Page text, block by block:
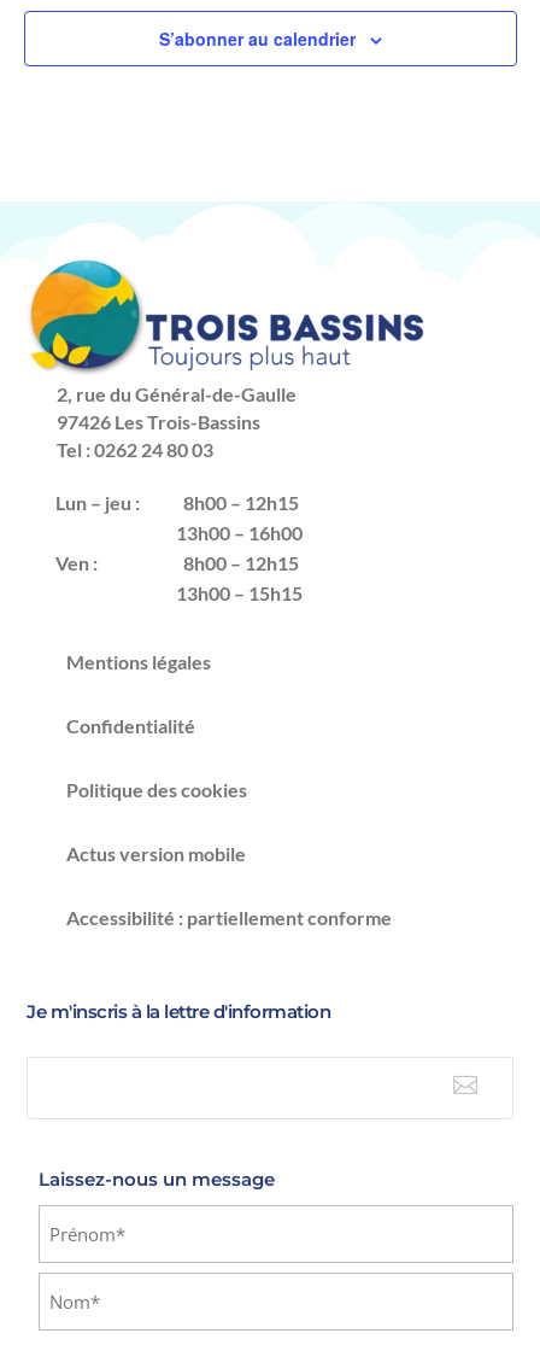
S’abonner au calendrier
2, rue du Général-de-Gaulle
97426 Les Trois-Bassins
Tel : 0262 24 80 03
Lun – jeu :
8h00 – 12h15
13h00 – 16h00
Ven :
8h00 – 12h15
13h00 – 15h15
Mentions légales
Confidentialité
Politique des cookies
Actus version mobile
Accessibilité : partiellement conforme
Je m'inscris à la lettre d'information

Laissez-nous un message
Prénom